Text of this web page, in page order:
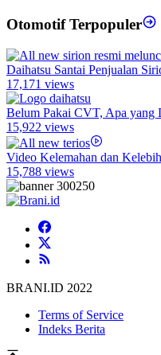
Otomotif Terpopuler
Daihatsu Santai Penjualan
17,171 views
Belum Pakai CVT, Apa yang
15,922 views
Video Kelemahan dan
15,788 views
BRANI.ID 2022
Terms of Service
Indeks Berita